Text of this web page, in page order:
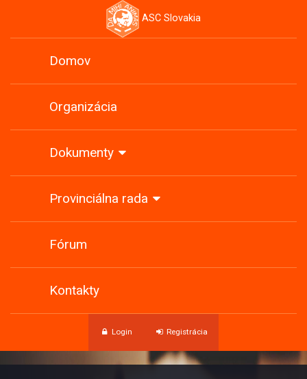
ASC Slovakia
Domov
Organizácia
Dokumenty
Provinciálna rada
Fórum
Kontakty
Login Registrácia